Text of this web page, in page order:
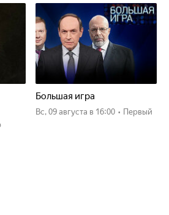
Большая игра
вс, 09 августа в 16:00 • Первый